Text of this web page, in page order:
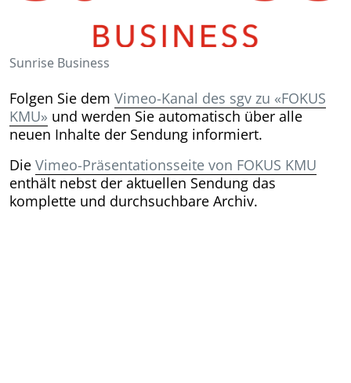
Sunrise Business
Folgen Sie dem Vimeo-Kanal des sgv zu «FOKUS
KMU» und werden Sie automatisch über alle
neuen Inhalte der Sendung informiert.
Die Vimeo-Präsentationsseite von FOKUS KMU
enthält nebst der aktuellen Sendung das
komplette und durchsuchbare Archiv.